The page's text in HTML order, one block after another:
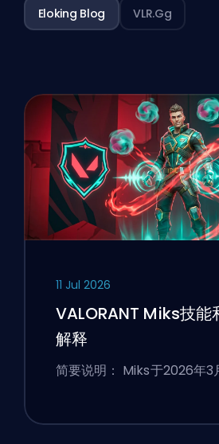
Eloking Blog VLR.gg
11 Jul 2026
VALORANT Miks技能
解释